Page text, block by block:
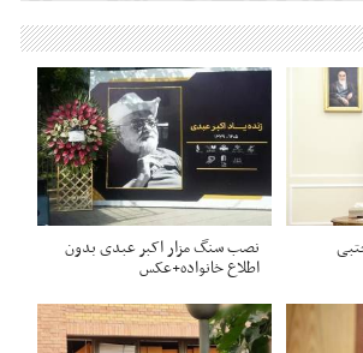
نصب سنگ مزار اکبر عبدی بدون
اطلاع خانواده+عکس